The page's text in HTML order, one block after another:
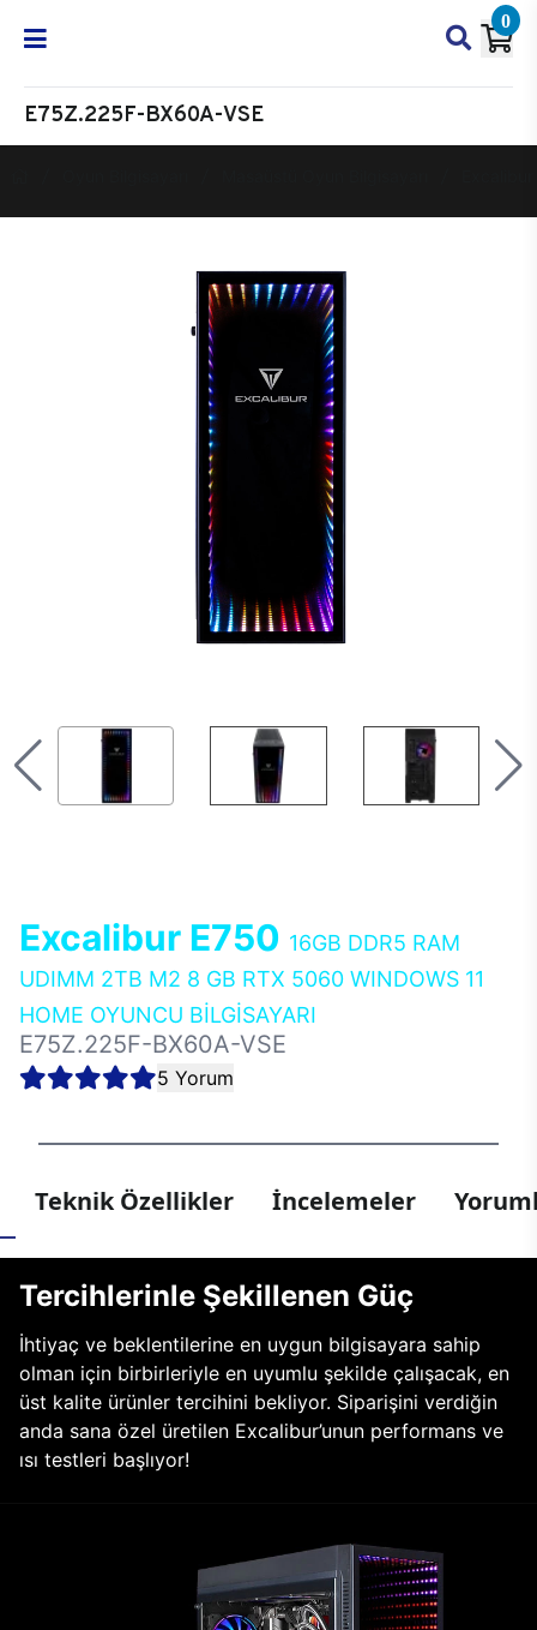
0
E75Z.225F-BX60A-VSE
Excalibur E750 16GB DDR5 RAM
UDIMM 2TB M2 8 GB RTX 5060 WINDOWS 11
HOME OYUNCU BİLGİSAYARI
E75Z.225F-BX60A-VSE
5 Yorum
Teknik Özellikler İncelemeler
Tercihlerinle Şekillenen Güç
İhtiyaç ve beklentilerine en uygun bilgisayara sahip
olman için birbirleriyle en uyumlu şekilde çalışacak, en
üst kalite ürünler tercihini bekliyor. Siparişini verdiğin
anda sana özel üretilen Excalibur’unun performans ve
ısı testleri başlıyor!